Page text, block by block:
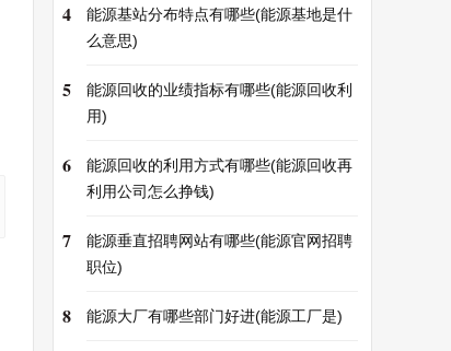
4
能源基站分布特点有哪些(能源基地是什
么意思)
5
能源回收的业绩指标有哪些(能源回收利
用)
6
能源回收的利用方式有哪些(能源回收再
利用公司怎么挣钱)
7
能源垂直招聘网站有哪些(能源官网招聘
职位)
8 能源大厂有哪些部门好进(能源工厂是)